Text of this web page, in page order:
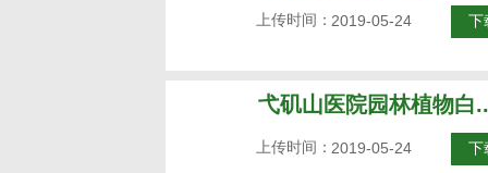
2019-05-24
上传时间： 下
弋矶山医院园林植物白
2019-05-24
上传时间： 下